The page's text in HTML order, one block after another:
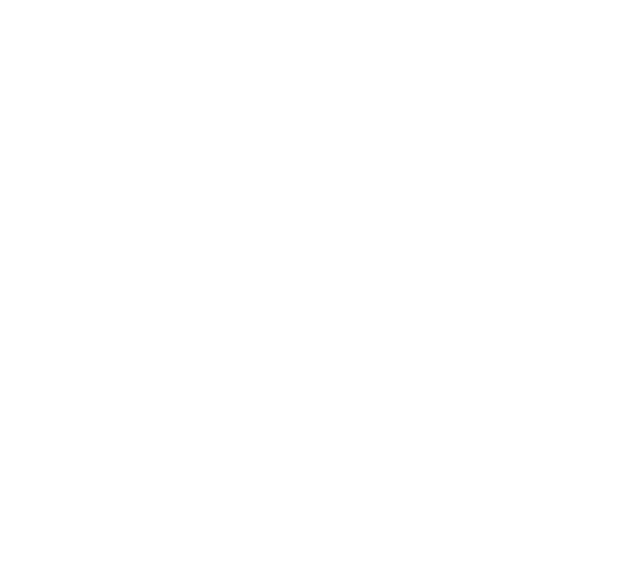
and see latest updates, news, information In Chandpur.